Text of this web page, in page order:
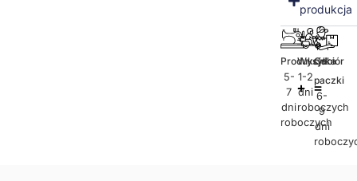
produkcja
Produkcja
5-
7
dni
roboczych
Wysyłka
1-2
dni
roboczych
Odbiór
paczki
6-
9
dni